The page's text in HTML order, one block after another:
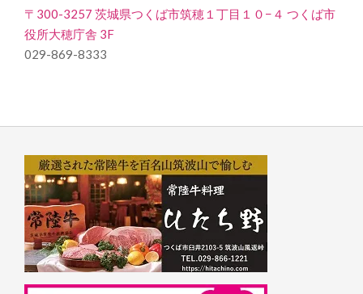
〒300-3257 茨城県つくば市筑穂１丁目１０−４ つくば市
役所大穂庁舎 3F
029-869-8333